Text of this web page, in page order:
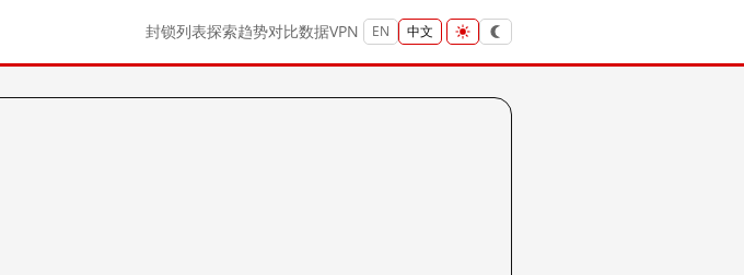
封锁列表探索趋势对比数据VPN EN 中文